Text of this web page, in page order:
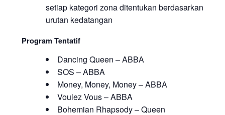
setiap kategori zona ditentukan berdasarkan
urutan kedatangan
Program Tentatif
Dancing Queen – ABBA
SOS – ABBA
Money, Money, Money – ABBA
Voulez Vous – ABBA
Bohemian Rhapsody – Queen